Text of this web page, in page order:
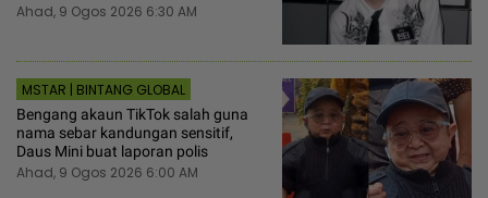
Ahad, 9 Ogos 2026 6:30 AM
MSTAR | BINTANG GLOBAL
Bengang akaun TikTok salah guna
nama sebar kandungan sensitif,
Daus Mini buat laporan polis
Ahad, 9 Ogos 2026 6:00 AM